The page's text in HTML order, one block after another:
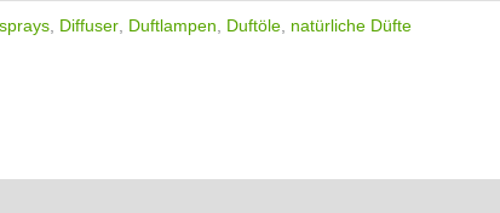
Diffuser Duftlampen Duftöle natürliche Düfte